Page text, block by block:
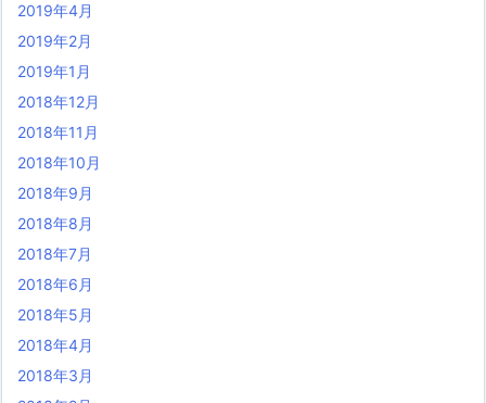
2019年4月
2019年2月
2019年1月
2018年12月
2018年11月
2018年10月
2018年9月
2018年8月
2018年7月
2018年6月
2018年5月
2018年4月
2018年3月